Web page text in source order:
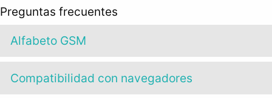
Preguntas frecuentes
Alfabeto GSM
Compatibilidad con navegadores